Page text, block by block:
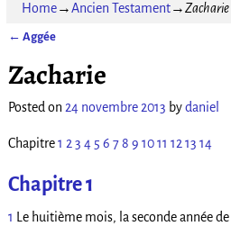
Home→Ancien Testament→Zacharie
← Aggée
Zacharie
Posted on24 novembre 2013 bydaniel
Chapitre1 23 4 5 6 78 9 1011 1213 14
Chapitre 1
1 Le huitième mois, la seconde année